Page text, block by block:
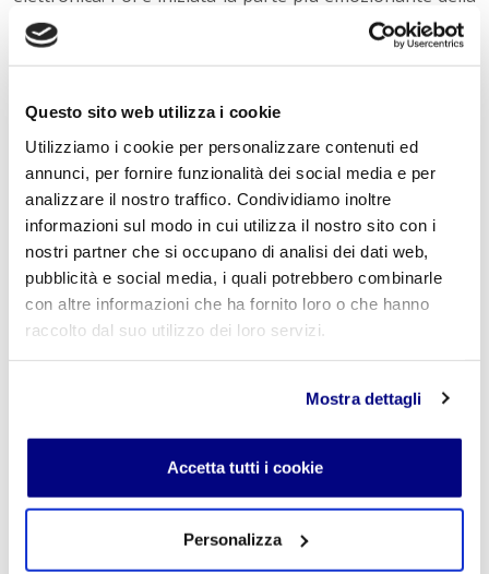
Questo sito web utilizza i cookie
Utilizziamo i cookie per personalizzare contenuti ed
annunci, per fornire funzionalità dei social media e per
analizzare il nostro traffico. Condividiamo inoltre
informazioni sul modo in cui utilizza il nostro sito con i
nostri partner che si occupano di analisi dei dati web,
pubblicità e social media, i quali potrebbero combinarle
con altre informazioni che ha fornito loro o che hanno
raccolto dal suo utilizzo dei loro servizi.
Mostra dettagli
Accetta tutti i cookie
Personalizza
giornata: Venice Beach. Appena arrivati, il paesaggio di
palme, skatepark e giovani ovunque mi ha trasmesso un
senso di libertà indescrivibile. L’atmosfera era vivace,
quasi cinematografica.
Infine, ci siamo spostati a Santa Monica. Il famoso molo,
con le sue giostre, le luci, la ruota panoramica e il
profumo del mare, mi ha lasciato senza parole. È stato
uno di quei momenti in cui ti fermi e pensi: “Sono
davvero qui?”. Dopo un giro tra i negozietti e la cena,
siamo rientrati in college, stanchi ma con gli occhi
ancora pieni di meraviglia.
Questa giornata mi ha regalato emozioni forti e ricordi
Giorno 5